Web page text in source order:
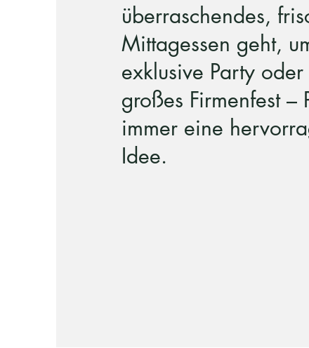
überraschendes,
Mittagessen geht,
exklusive Party
großes Firmenfest –
immer eine
Idee.